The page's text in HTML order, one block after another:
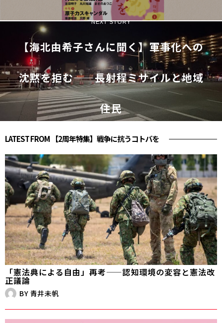
NEXT STORY
【海北由希子さんに聞く】軍事化への
沈黙を拒む——長射程ミサイルと地域
住民
LATEST FROM 【2周年特集】戦争に抗うコトバを
「憲法典による自由」再考——認知環境の変容と憲法改
正議論
BY 青井未帆